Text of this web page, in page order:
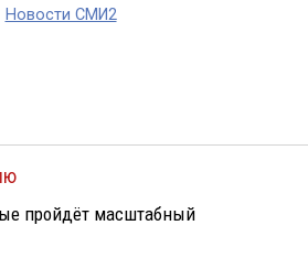
Новости СМИ2
пройдёт масштабный